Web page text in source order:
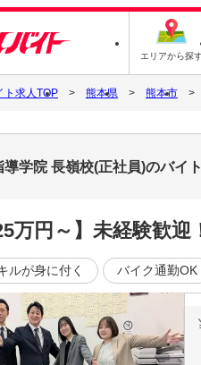
エリアから探
ト求人TOP 熊本県 熊本市
導学院 長嶺校(正社員)のバイ
25万円～】未経験歓
ルが身に付く バイク通勤OK